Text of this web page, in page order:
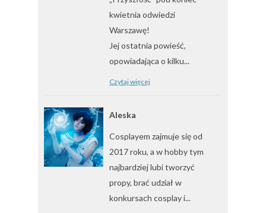
kwietnia odwiedzi
Warszawę!
Jej ostatnia powieść,
opowiadająca o kilku...
Czytaj więcej
Aleska
Cosplayem zajmuje się od
2017 roku, a w hobby tym
najbardziej lubi tworzyć
propy, brać udział w
konkursach cosplay i...